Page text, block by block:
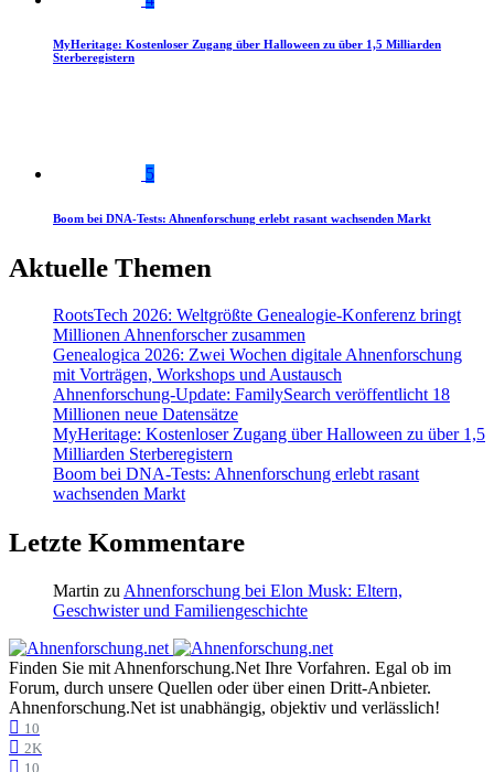
MyHeritage: Kostenloser Zugang über Halloween zu über 1,5 Milliarden
Sterberegistern
5
Boom bei DNA-Tests: Ahnenforschung erlebt rasant wachsenden Markt
Aktuelle Themen
RootsTech 2026: Weltgrößte Genealogie-Konferenz bringt
Millionen Ahnenforscher zusammen
Genealogica 2026: Zwei Wochen digitale Ahnenforschung
mit Vorträgen, Workshops und Austausch
Ahnenforschung-Update: FamilySearch veröffentlicht 18
Millionen neue Datensätze
MyHeritage: Kostenloser Zugang über Halloween zu über 1,5
Milliarden Sterberegistern
Boom bei DNA-Tests: Ahnenforschung erlebt rasant
wachsenden Markt
Letzte Kommentare
Martin zu Ahnenforschung bei Elon Musk: Eltern,
Geschwister und Familiengeschichte
Finden Sie mit Ahnenforschung.Net Ihre Vorfahren. Egal ob im
Forum, durch unsere Quellen oder über einen Dritt-Anbieter.
Ahnenforschung.Net ist unabhängig, objektiv und verlässlich!
10
2K
10